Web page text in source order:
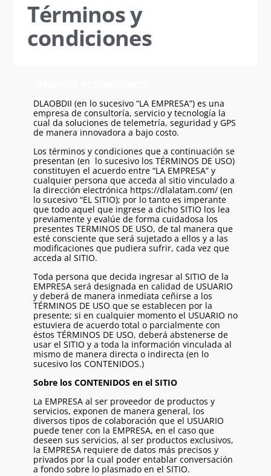
Términos y
condiciones
DLAOBDII (en lo sucesivo “LA EMPRESA”) es una
empresa de consultoría, servicio y tecnología la
cual da soluciones de telemetría, seguridad y GPS
de manera innovadora a bajo costo.
Los términos y condiciones que a continuación se
presentan (en lo sucesivo los TÉRMINOS DE USO)
constituyen el acuerdo entre “LA EMPRESA” y
cualquier persona que acceda al sitio vinculado a
la dirección electrónica https://dlalatam.com/(en
lo sucesivo “EL SITIO); por lo tanto es imperante
que todo aquel que ingrese a dicho SITIO los lea
previamente y evalúe de forma cuidadosa los
presentes TERMINOS DE USO, de tal manera que
esté consciente que será sujetado a ellos y a las
modificaciones que pudiera sufrir, cada vez que
acceda al SITIO.
Toda persona que decida ingresar al SITIO de la
EMPRESA será designada en calidad de USUARIO
y deberá de manera inmediata ceñirse a los
TÉRMINOS DE USO que se establecen por la
presente; si en cualquier momento el USUARIO no
estuviera de acuerdo total o parcialmente con
éstos TÉRMINOS DE USO, deberá abstenerse de
usar el SITIO y a toda la información vinculada al
mismo de manera directa o indirecta (en lo
sucesivo los CONTENIDOS.)
Sobre los CONTENIDOS en el SITIO
La EMPRESA al ser proveedor de productos y
servicios, exponen de manera general, los
diversos tipos de colaboración que el USUARIO
puede tener con la EMPRESA, en el caso que
deseen sus servicios, al ser productos exclusivos,
la EMPRESA requiere de datos más precisos y
privados por la cual poder entablar conversación
a fondo sobre lo plasmado en el SITIO.